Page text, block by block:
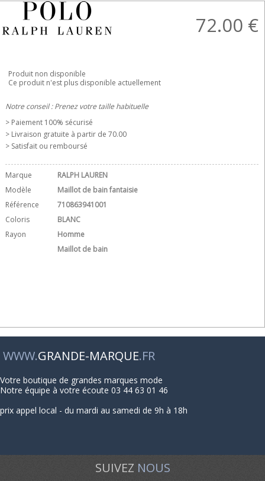
72.00 €
Produit non disponible
Ce produit n'est plus disponible actuellement
Notre conseil : Prenez votre taille habituelle
> Paiement 100% sécurisé
> Livraison gratuite à partir de 70.00 
> Satisfait ou remboursé
Marque
RALPH LAUREN
Modèle
Maillot de bain fantaisie
Référence
710863941001
Coloris
BLANC
Rayon
Homme
Maillot de bain
WWW.GRANDE-MARQUE.FR
Votre boutique de grandes marques mode
Notre équipe à votre écoute 03 44 63 01 46
prix appel local - du mardi au samedi de 9h à 18h
SUIVEZ NOUS